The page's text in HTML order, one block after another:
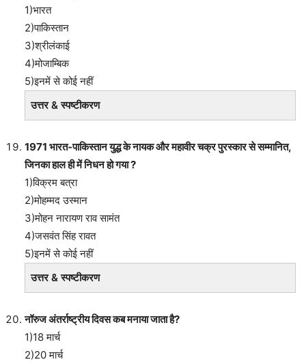
1)भारत
2)पाकिस्तान
3)श्रीलंकाई
4)मोजाम्बिक
5)इनमें से कोई नहीं
उत्तर & स्पष्टीकरण
1971 भारत-पाकिस्तान युद्ध के नायक और महावीर चक्र पुरस्कार से सम्मानित,
जिनका हाल ही में निधन हो गया ?
1)विक्रम बत्रा
2)मोहम्मद उस्मान
3)मोहन नारायण राव सामंत
4)जसवंत सिंह रावत
5)इनमें से कोई नहीं
उत्तर & स्पष्टीकरण
नॉरुज अंतर्राष्ट्रीय दिवस कब मनाया जाता है?
1)18 मार्च
2)20 मार्च